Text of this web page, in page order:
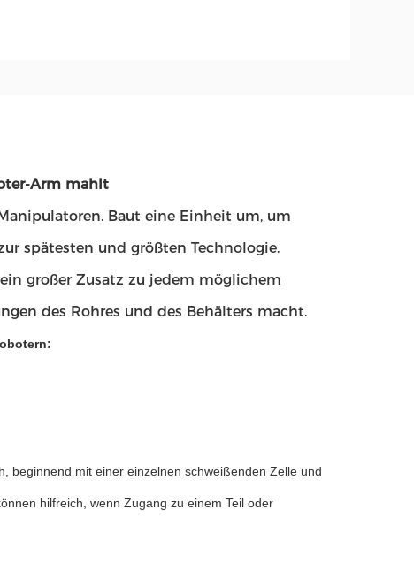
Arm mahlt
Baut eine Einheit um, um
spätesten und größten Technologie.
großer Zusatz zu jedem möglichem
des Rohres und des Behälters macht.
beginnend mit einer einzelnen schweißenden Zelle und
hilfreich, wenn Zugang zu einem Teil oder